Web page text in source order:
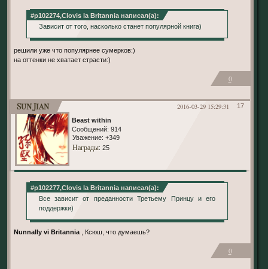
#p102274,Clovis la Britannia написал(а):
Зависит от того, насколько станет популярной книга)
решили уже что популярнее сумерков:)
на оттенки не хватает страсти:)
0
17
2016-03-29 15:29:31
Sun Jian
Beast within
Сообщений: 914
Уважение: +349
Награды: 25
#p102277,Clovis la Britannia написал(а):
Все зависит от преданности Третьему Принцу и его
поддержки)
Nunnally vi Britannia , Ксюш, что думаешь?
0